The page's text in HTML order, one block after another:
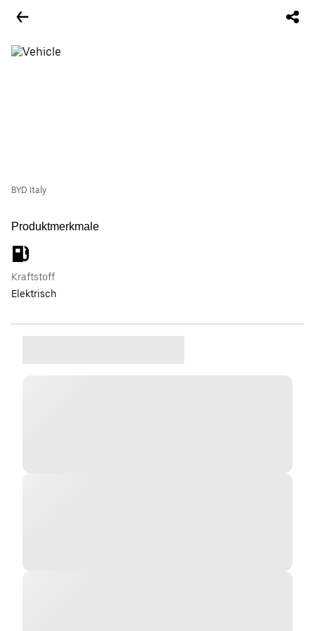
BYD Italy
Produktmerkmale
Kraftstoff
Elektrisch